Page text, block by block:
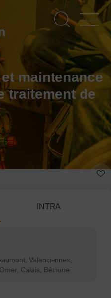
maintenance
traitement de
INTRA
Valenciennes,
Calais, Béthune